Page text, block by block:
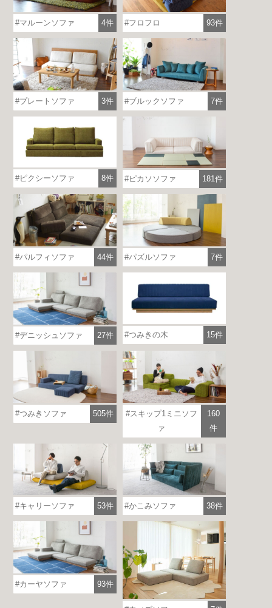
各地で出張ショールームを開催！
この機会にHAREMのソファをお試しくだ
さい。
※一部日時は予約制
詳しくはこちら
マルーンソファ 4件 フロフロ 93件
プレートソファ 3件 ブルックソファ 7件
ピクシーソファ 8件 ピカソソファ 181件
パルフィソファ 44件 パズルソファ 7件
デニッシュソファ 27件 つみきの木 15件
つみきソファ 505件
スキップ1ミニソフ
ァ
160
件
キャリーソファ 53件 かこみソファ 38件
カーヤソファ 93件